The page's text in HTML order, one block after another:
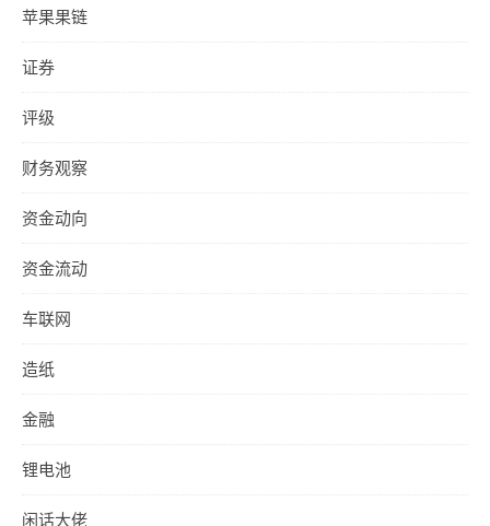
苹果果链
证券
评级
财务观察
资金动向
资金流动
车联网
造纸
金融
锂电池
闲话大佬